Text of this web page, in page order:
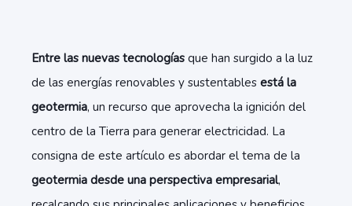
Entre las nuevas tecnologías que han surgido a la luz
de las energías renovables y sustentables está la
geotermia, un recurso que aprovecha la ignición del
centro de la Tierra para generar electricidad. La
consigna de este artículo es abordar el tema de la
geotermia desde una perspectiva empresarial,